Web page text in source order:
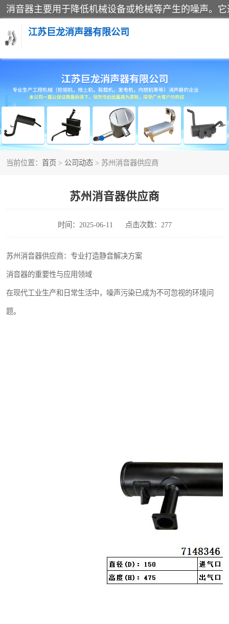
江苏巨龙消声器有限公司
当前位置： 首页 > 公司动态 > 苏州消音器供应商
苏州消音器供应商
时间：2025-06-11 点击次数：277
苏州消音器供应商：专业打造静音解决方案
消音器的重要性与应用领域
在现代工业生产和日常生活中，噪声污染已成为不可忽视的环境问
题。
消声器